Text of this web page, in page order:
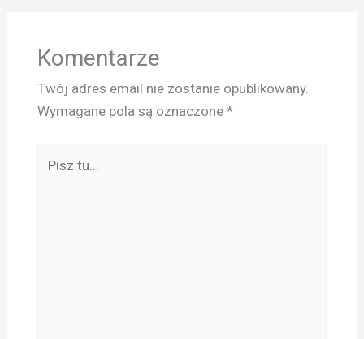
Komentarze
Twój adres email nie zostanie opublikowany.
Wymagane pola są oznaczone *